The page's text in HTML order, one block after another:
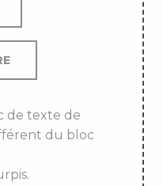
de texte de
du bloc